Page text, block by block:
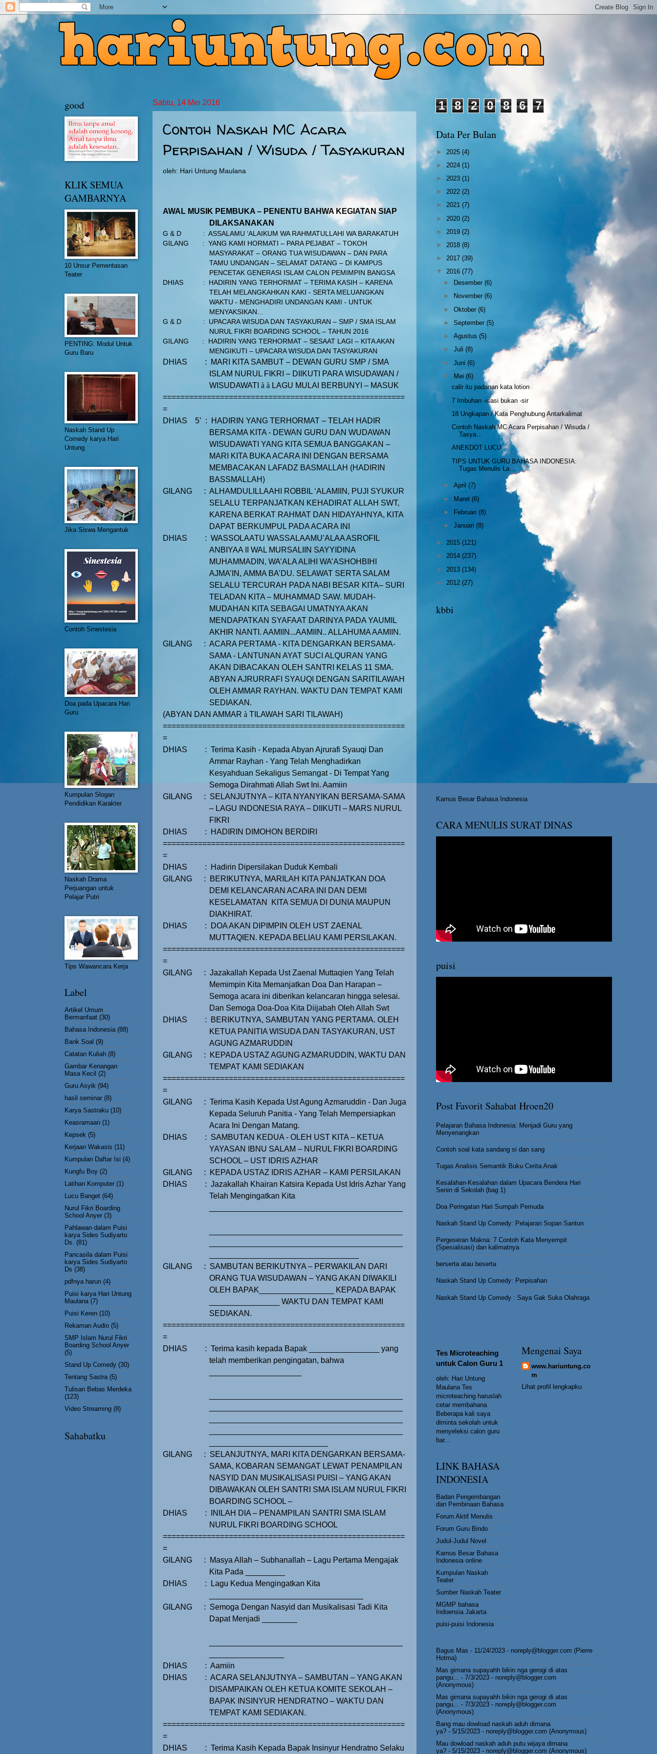
Sabtu, 14 Mei 2016
Contoh Naskah MC Acara
Perpisahan / Wisuda / Tasyakuran
oleh: Hari Untung Maulana
AWAL MUSIK PEMBUKA – PENENTU BAHWA KEGIATAN SIAP
DILAKSANAKAN
G & D : ASSALAMU ‘ALAIKUM WA RAHMATULLAHI WA BARAKATUH
GILANG
: YANG KAMI HORMATI – PARA PEJABAT – TOKOH
MASYARAKAT – ORANG TUA WISUDAWAN – DAN PARA
TAMU UNDANGAN – SELAMAT DATANG – DI KAMPUS
PENCETAK GENERASI ISLAM CALON PEMIMPIN BANGSA
DHIAS
:
HADIRIN YANG TERHORMAT – TERIMA KASIH – KARENA
TELAH MELANGKAHKAN KAKI - SERTA MELUANGKAN
WAKTU - MENGHADIRI UNDANGAN KAMI - UNTUK
MENYAKSIKAN...
G & D
:
UPACARA WISUDA DAN TASYAKURAN – SMP / SMA ISLAM
NURUL FIKRI BOARDING SCHOOL – TAHUN 2016
GILANG
:
HADIRIN YANG TERHORMAT – SESAAT LAGI – KITA AKAN
MENGIKUTI – UPACARA WISUDA DAN TASYAKURAN
DHIAS :
MARI KITA SAMBUT – DEWAN GURU SMP / SMA
ISLAM NURUL FIKRI – DIIKUTI PARA WISUDAWAN /
WISUDAWATI à à LAGU MULAI BERBUNYI – MASUK
=======================================================
=
DHIAS
5’ :
HADIRIN YANG TERHORMAT – TELAH HADIR
BERSAMA KITA - DEWAN GURU DAN WUDAWAN
WISUDAWATI YANG KITA SEMUA BANGGAKAN –
MARI KITA BUKA ACARA INI DENGAN BERSAMA
MEMBACAKAN LAFADZ BASMALLAH (HADIRIN
BASSMALLAH)
GILANG
: ALHAMDULILLAAHI ROBBIL ‘ALAMIIN, PUJI SYUKUR
SELALU TERPANJATKAN KEHADIRAT ALLAH SWT,
KARENA BERKAT RAHMAT DAN HIDAYAHNYA, KITA
DAPAT BERKUMPUL PADA ACARA INI
DHIAS
: WASSOLAATU WASSALAAMU’ALAA ASROFIL
ANBIYAA II WAL MURSALIIN SAYYIDINA
MUHAMMADIN, WA’ALA ALIHI WA’ASHOHBIHI
AJMA’IN, AMMA BA’DU. SELAWAT SERTA SALAM
SELALU TERCURAH PADA NABI BESAR KITA– SURI
TELADAN KITA – MUHAMMAD SAW. MUDAH-
MUDAHAN KITA SEBAGAI UMATNYA AKAN
MENDAPATKAN SYAFAAT DARINYA PADA YAUMIL
AKHIR NANTI. AAMIIN...AAMIIN.. ALLAHUMA AAMIIN.
GILANG
: ACARA PERTAMA - KITA DENGARKAN BERSAMA-
SAMA - LANTUNAN AYAT SUCI ALQURAN YANG
AKAN DIBACAKAN OLEH SANTRI KELAS 11 SMA.
ABYAN AJRURRAFI SYAUQI DENGAN SARITILAWAH
OLEH AMMAR RAYHAN. WAKTU DAN TEMPAT KAMI
SEDIAKAN.
(ABYAN DAN AMMAR à TILAWAH SARI TILAWAH)
=======================================================
=
DHIAS
: Terima Kasih - Kepada Abyan Ajrurafi Syauqi Dan
Ammar Rayhan - Yang Telah Menghadirkan
Kesyahduan Sekaligus Semangat - Di Tempat Yang
Semoga Dirahmati Allah Swt Ini. Aamiin
GILANG
: SELANJUTNYA – KITA NYANYIKAN BERSAMA-SAMA
– LAGU INDONESIA RAYA – DIIKUTI – MARS NURUL
FIKRI
DHIAS
:
HADIRIN DIMOHON BERDIRI
=======================================================
=
DHIAS
:
Hadirin Dipersilakan Duduk Kembali
GILANG
:
BERIKUTNYA, MARILAH KITA PANJATKAN DOA
DEMI KELANCARAN ACARA INI DAN DEMI
KESELAMATAN
KITA SEMUA DI DUNIA MAUPUN
DIAKHIRAT.
DHIAS
:
DOA AKAN DIPIMPIN OLEH UST ZAENAL
MUTTAQIEN. KEPADA BELIAU KAMI PERSILAKAN.
=======================================================
=
GILANG
: Jazakallah Kepada Ust Zaenal Muttaqien Yang Telah
Memimpin Kita Memanjatkan Doa Dan Harapan –
Semoga acara ini diberikan kelancaran hingga selesai.
Dan Semoga Doa-Doa Kita Diijabah Oleh Allah Swt
DHIAS
:
BERIKUTNYA, SAMBUTAN YANG PERTAMA. OLEH
KETUA PANITIA WISUDA DAN TASYAKURAN, UST
AGUNG AZMARUDDIN
GILANG
:
KEPADA USTAZ AGUNG AZMARUDDIN, WAKTU DAN
TEMPAT KAMI SEDIAKAN
=======================================================
=
GILANG
: Terima Kasih Kepada Ust Agung Azmaruddin - Dan Juga
Kepada Seluruh Panitia - Yang Telah Mempersiapkan
Acara Ini Dengan Matang.
DHIAS
: SAMBUTAN KEDUA - OLEH UST KITA – KETUA
YAYASAN IBNU SALAM – NURUL FIKRI BOARDING
SCHOOL – UST IDRIS AZHAR
GILANG
:
KEPADA USTAZ IDRIS AZHAR – KAMI PERSILAKAN
DHIAS
: Jazakallah Khairan Katsira Kepada Ust Idris Azhar Yang
Telah Mengingatkan Kita
GILANG
: SAMBUTAN BERIKUTNYA – PERWAKILAN DARI
ORANG TUA WISUDAWAN – YANG AKAN DIWAKILI
OLEH BAPAK_________________ KEPADA BAPAK
________________ WAKTU DAN TEMPAT KAMI
SEDIAKAN.
=======================================================
=
DHIAS
: Terima kasih kepada Bapak ________________ yang
telah memberikan pengingatan, bahwa
GILANG
: SELANJUTNYA, MARI KITA DENGARKAN BERSAMA-
SAMA, KOBARAN SEMANGAT LEWAT PENAMPILAN
NASYID DAN MUSIKALISASI PUISI – YANG AKAN
DIBAWAKAN OLEH SANTRI SMA ISLAM NURUL FIKRI
BOARDING SCHOOL –
DHIAS
:
INILAH DIA – PENAMPILAN SANTRI SMA ISLAM
NURUL FIKRI BOARDING SCHOOL
=======================================================
=
GILANG
:
Masya Allah – Subhanallah – Lagu Pertama Mengajak
Kita Pada _________
DHIAS
:
Lagu Kedua Mengingatkan Kita
GILANG
: Semoga Dengan Nasyid dan Musikalisasi Tadi Kita
Dapat Menjadi ________
DHIAS
: Aamiin
DHIAS
: ACARA SELANJUTNYA – SAMBUTAN – YANG AKAN
DISAMPAIKAN OLEH KETUA KOMITE SEKOLAH –
BAPAK INSINYUR HENDRATNO – WAKTU DAN
TEMPAT KAMI SEDIAKAN.
=======================================================
=
DHIAS
: Terima Kasih Kepada Bapak Insinyur Hendratno Selaku
good
KLIK SEMUA
GAMBARNYA
10 Unsur Pementasan
Teater
PENTING: Modul Untuk
Guru Baru
Naskah Stand Up
Comedy karya Hari
Untung
Jika Siswa Mengantuk
Contoh Sinestesia
Doa pada Upacara Hari
Guru
Kumpulan Slogan
Pendidikan Karakter
Naskah Drama
Perjuangan untuk
Pelajar Putri
Tips Wawancara Kerja
Label
Artikel Umum
Bermanfaat (30)
Bahasa Indonesia (88)
Bank Soal (9)
Catatan Kuliah (8)
Gambar Kenangan
Masa Kecil (2)
Guru Asyik (94)
hasil seminar (8)
Karya Sastraku (10)
Keasramaan (1)
Kepsek (5)
Kerjaan Wakasis (11)
Kumpulan Daftar Isi (4)
Kungfu Boy (2)
Latihan Komputer (1)
Lucu Banget (64)
Nurul Fikri Boarding
School Anyer (3)
Pahlawan dalam Puisi
karya Sides Sudiyarto
Ds. (81)
Pancasila dalam Puisi
karya Sides Sudiyarto
Ds (38)
pdfnya harun (4)
Puisi karya Hari Untung
Maulana (7)
Puisi Keren (10)
Rekaman Audio (5)
SMP Islam Nurul Fikri
Boarding School Anyer
(5)
Stand Up Comedy (30)
Tentang Sastra (5)
Tulisan Bebas Merdeka
(123)
Video Streaming (8)
Sahabatku
1 8 2 0 8 6 7
Data Per Bulan
► 2025 (4)
► 2024 (1)
► 2023 (1)
► 2022 (2)
► 2021 (7)
► 2020 (2)
► 2019 (2)
► 2018 (8)
► 2017 (39)
▼ 2016 (77)
►
Desember(6)
►
November(6)
►Oktober(6)
►September(5)
►Agustus(5)
►Juli(8)
►Juni(6)
▼ Mei(6)
calir itu padanan kata lotion
7 Imbuhan -isasi bukan -sir
18 Ungkapan / Kata Penghubung Antarkalimat
Contoh Naskah MC Acara Perpisahan / Wisuda /
Tasya...
ANEKDOT LUCU
TIPS UNTUK GURU BAHASA INDONESIA:
Tugas Menulis La...
►April(7)
► Maret(6)
►
Februari(8)
►Januari(8)
► 2015 (121)
► 2014 (237)
► 2013 (134)
► 2012 (27)
kbbi
Kamus Besar Bahasa Indonesia
CARA MENULIS SURAT DINAS
puisi
Post Favorit Sahabat Hroen20
Pelajaran Bahasa Indonesia: Menjadi Guru yang
Menyenangkan
Contoh soal kata sandang si dan sang
Tugas Analisis Semantik Buku Cerita Anak
Kesalahan-Kesalahan dalam Upacara Bendera Hari
Senin di Sekolah (bag 1)
Doa Peringatan Hari Sumpah Pemuda
Naskah Stand Up Comedy: Pelajaran Sopan Santun
Pergeseran Makna: 7 Contoh Kata Menyempit
(Spesialisasi) dan kalimatnya
berserta atau beserta
Naskah Stand Up Comedy: Perpisahan
Naskah Stand Up Comedy : Saya Gak Suka Olahraga
Tes Microteaching
untuk Calon Guru 1
oleh: Hari Untung
Maulana Tes
microteaching haruslah
cetar membahana
Beberapa kali saya
diminta sekolah untuk
menyeleksi calon guru
bar...
LINK BAHASA
INDONESIA
Badan Pengembangan
dan Pembinaan Bahasa
Forum Aktif Menulis
Forum Guru Bindo
Judul-Judul Novel
Kamus Besar Bahasa
Indonesia online
Kumpulan Naskah
Teater
Sumber Naskah Teater
MGMP bahasa
Indoensia Jakarta
puisi-puisi Indonesia
Mengenai Saya
www.hariuntung.co
m
Lihat profil lengkapku
Bagus Mas - 11/24/2023 - noreply@blogger.com (Pierre
Hotma)
Mas gimana supayahh bikin nga gerogi di atas
pangu... - 7/3/2023 - noreply@blogger.com
(Anonymous)
Mas gimana supayahh bikin nga gerogi di atas
pangu... - 7/3/2023 - noreply@blogger.com
(Anonymous)
Bang mau dowload naskah aduh dimana
ya? - 5/15/2023 - noreply@blogger.com (Anonymous)
Mau dowload naskah aduh putu wijaya dimana
ya? - 5/15/2023 - noreply@blogger.com (Anonymous)